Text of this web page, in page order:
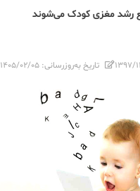
رشد مغزی کودک می‌شوند
۱۱/۲۴ تاریخ به‌روزرسانی: ۱۴۰۵/۰۲/۰۵